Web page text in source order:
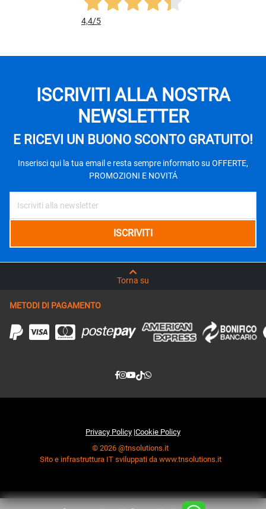
4,4/5
ISCRIVITI ALLA NOSTRA
NEWSLETTER
E RICEVI UN BUONO SCONTO GRATUITO!
Inserisci qui la tua email e resta sempre informato su OFFERTE,
PROMOZIONI E NOVITÁ
Torna su
METODI DI PAGAMENTO
Privacy Policy |Cookie Policy
© 2026 @tnsolutions.it
Sito e infrastruttura IT sviluppati da www.tnsolutions.it